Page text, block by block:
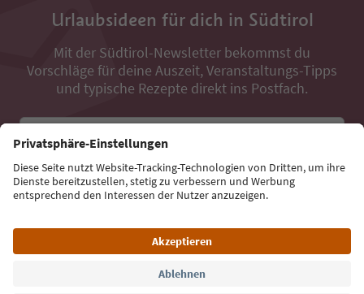
Urlaubsideen für dich in Südtirol
Mit der Südtirol-Newsletter bekommst du
Vorschläge für deine Auszeit, Veranstaltungs-Tipps
und typische Rezepte direkt ins Postfach.
E-Mail Adresse
Jetzt anmelden